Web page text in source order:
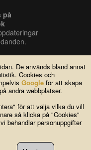
De används bland annat
Cookies och
Google för att skapa
andra webbplatser.
för att välja vilka du vill
så klicka på "Cookies"
behandlar personuppgifter
på
blocket.
live
AB
|Kontakta oss